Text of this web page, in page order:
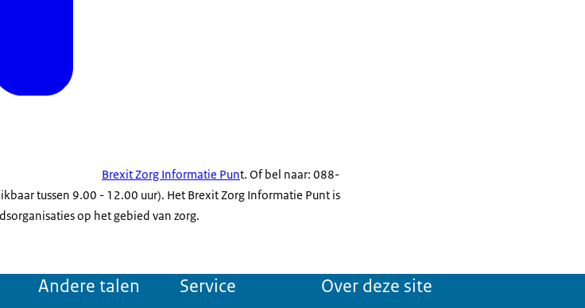
Brexit Zorg Informatie Punt. Of bel naar: 088-
tussen 9.00 - 12.00 uur). Het Brexit Zorg Informatie Punt is
op het gebied van zorg.
Andere talen Service Over deze site